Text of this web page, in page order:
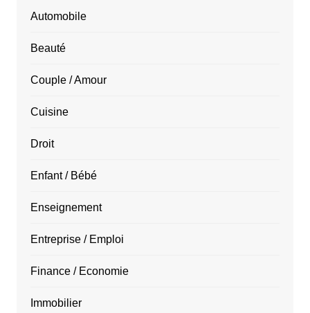
Automobile
Beauté
Couple / Amour
Cuisine
Droit
Enfant / Bébé
Enseignement
Entreprise / Emploi
Finance / Economie
Immobilier